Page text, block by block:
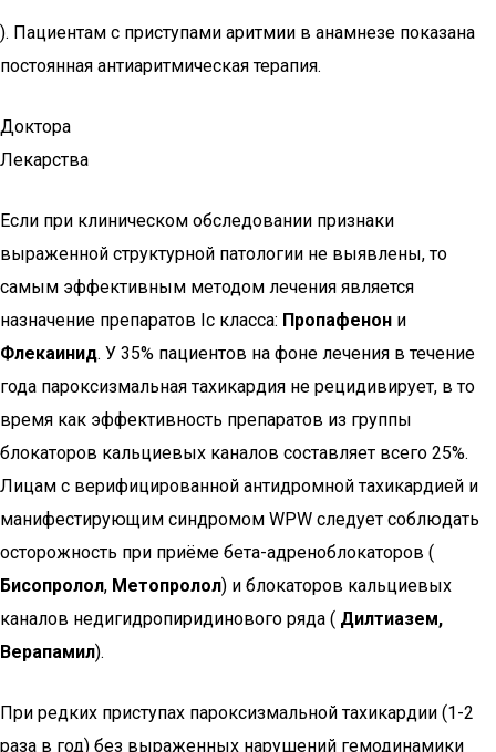
). Пациентам с приступами аритмии в анамнезе показана
постоянная антиаритмическая терапия.
Доктора
Лекарства
Если при клиническом обследовании признаки
выраженной структурной патологии не выявлены, то
самым эффективным методом лечения является
назначение препаратов Iс класса: Пропафенон и
Флекаинид. У 35% пациентов на фоне лечения в течение
года пароксизмальная тахикардия не рецидивирует, в то
время как эффективность препаратов из группы
блокаторов кальциевых каналов составляет всего 25%.
Лицам с верифицированной антидромной тахикардией и
манифестирующим синдромом WPW следует соблюдать
осторожность при приёме бета-адреноблокаторов (
Бисопролол, Метопролол) и блокаторов кальциевых
каналов недигидропиридинового ряда ( Дилтиазем,
Верапамил).
При редких приступах пароксизмальной тахикардии (1-2
раза в год) без выраженных нарушений гемодинамики